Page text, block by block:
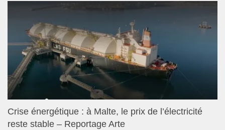
Crise énergétique : à Malte, le prix de l’électricité
reste stable – Reportage Arte